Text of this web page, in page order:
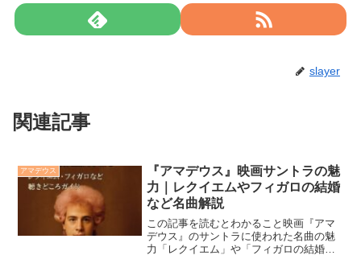
slayer
関連記事
アマデウス
『アマデウス』映画サントラの魅
力｜レクイエムやフィガロの結婚
など名曲解説
この記事を読むとわかること映画『アマ
デウス』のサントラに使われた名曲の魅
力「レクイエム」や「フィガロの結婚」